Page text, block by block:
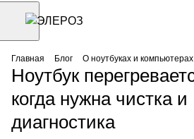
Главная Блог О ноутбуках и компьютерах
Ноутбук
когда нужна чистка и
диагностика